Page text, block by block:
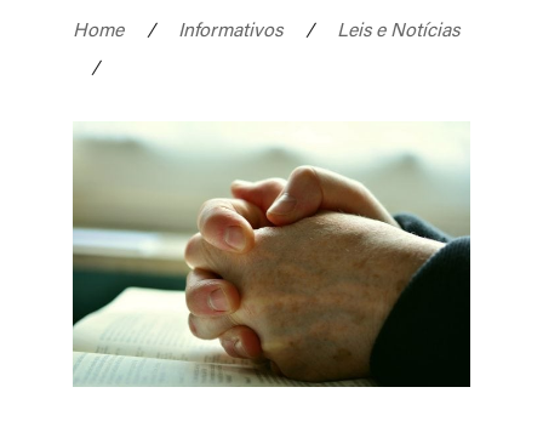
Home / Informativos /
Leis e Notícias
/